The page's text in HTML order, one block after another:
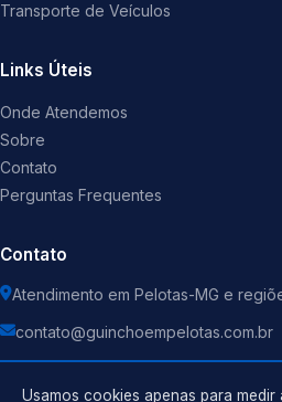
Transporte de Veículos
Links Úteis
Onde Atendemos
Sobre
Contato
Perguntas Frequentes
Contato
Atendimento em Pelotas-MG e
contato@guinchoempelotas.com.br
Usamos cookies apenas para medir